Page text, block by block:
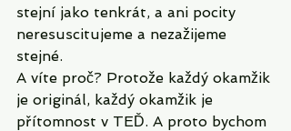
stejní jako tenkrát, a ani pocity
neresuscitujeme a nezažijeme
stejné.
A víte proč? Protože každý okamžik
je originál, každý okamžik je
přítomnost v TEĎ. A proto bychom